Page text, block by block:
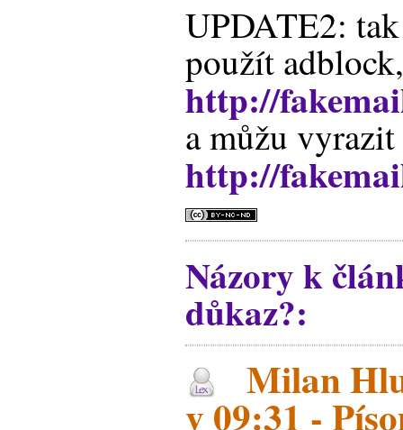
UPDATE2:
použít
http://
a můžu
http://
Názory k
důkaz?:
Milan
v 09:31 -